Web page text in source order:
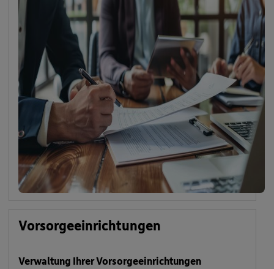
Vorsorgeeinrichtungen
Verwaltung Ihrer Vorsorgeeinrichtungen